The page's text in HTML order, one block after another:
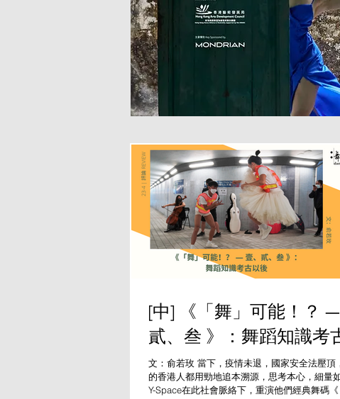
[中] 《「舞」可能！？ —
貳、叁 》：舞蹈知識考
文：俞若玫 當下，疫情未退，國家安全法壓頂
的香港人都用勁地追本溯源，思考本心，細量
Y-Space在此社會脈絡下，重演他們經典舞碼《